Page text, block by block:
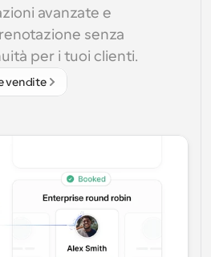
avanzate e
senza
per i tuoi clienti.
vendite